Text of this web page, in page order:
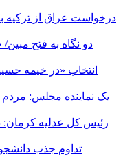
درخواست عراق از ترکیه
دو نگاه به فتح
انتخاب «در خیمه
یک نماینده مجلس: مردم
رئیس کل عدلیه کرمان:
تداوم جذب